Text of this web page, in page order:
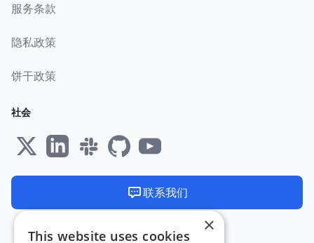
服务条款
隐私政策
饼干政策
社会
联系我们
在欧盟制造和托管 🇪🇺
×
This website uses cookies